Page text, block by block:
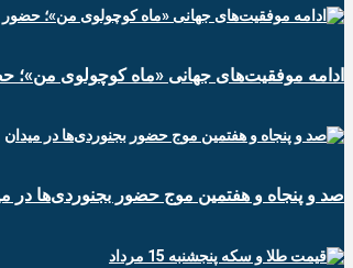
ادامه موفقیت‌های جهانی «ماه کوچولوی من»؛
صد و پنجاه و هفتمین موج حضور بجنوردی‌ها در